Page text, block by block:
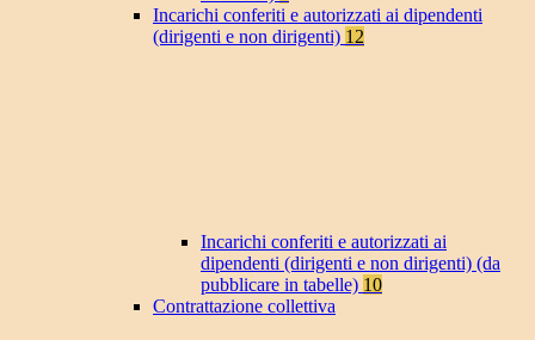
Incarichi conferiti e autorizzati ai dipendenti
(dirigenti e non dirigenti) 12
Incarichi conferiti e autorizzati ai
dipendenti (dirigenti e non dirigenti) (da
pubblicare in tabelle) 10
Contrattazione collettiva